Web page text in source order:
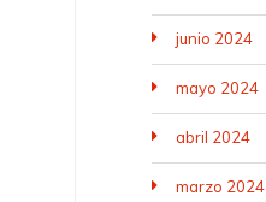
junio 2024
mayo 2024
abril 2024
marzo 2024